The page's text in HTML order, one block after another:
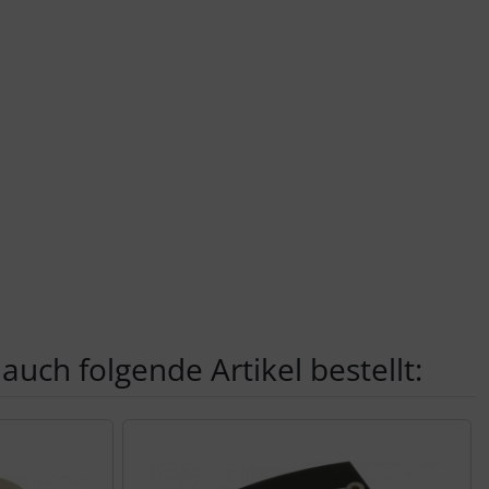
folgende Artikel bestellt: